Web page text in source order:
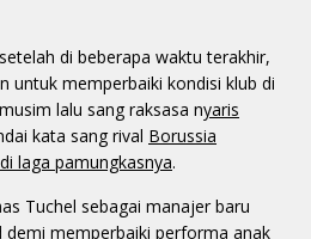
di beberapa waktu terakhir,
untuk memperbaiki kondisi klub di
lalu sang raksasa nyaris
kata sang rival Borussia
laga pamungkasnya.
Tuchel sebagai manajer baru
memperbaiki performa anak